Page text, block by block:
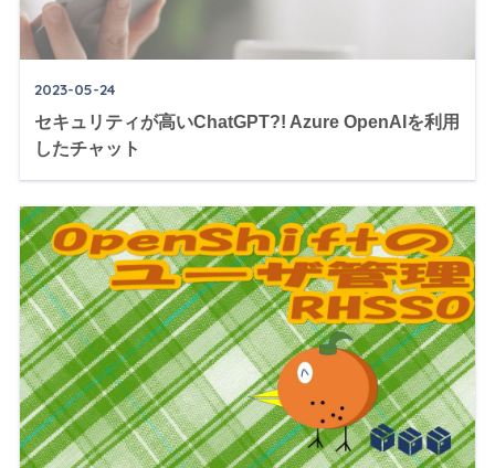
2023-05-24
セキュリティが高いChatGPT?! Azure OpenAIを利用
したチャット